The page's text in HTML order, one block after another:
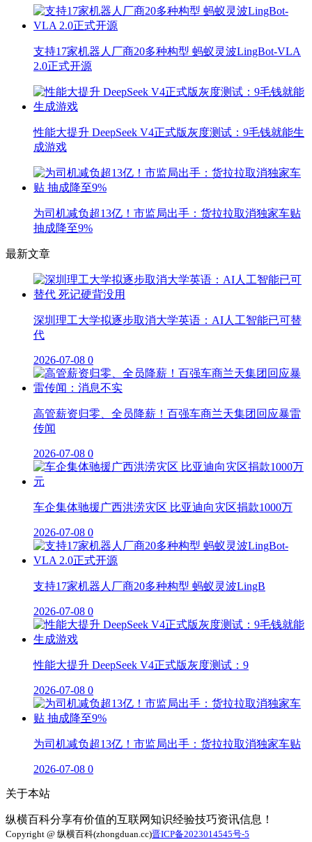
支持17家机器人厂商20多种构型 蚂蚁灵波LingBot-VLA
2.0正式开源
性能大提升 DeepSeek V4正式版灰度测试：9毛钱就能生
成游戏
为司机减负超13亿！市监局出手：货拉拉取消独家车贴
抽成降至9%
最新文章
深圳理工大学拟逐步取消大学英语：AI人工智能已可替
代
2026-07-08 0
高管薪资归零、全员降薪！百强车商兰天集团回应暴雷
传闻
2026-07-08 0
车企集体驰援广西洪涝灾区 比亚迪向灾区捐款1000万
2026-07-08 0
支持17家机器人厂商20多种构型 蚂蚁灵波LingB
2026-07-08 0
性能大提升 DeepSeek V4正式版灰度测试：9
2026-07-08 0
为司机减负超13亿！市监局出手：货拉拉取消独家车贴
2026-07-08 0
关于本站
纵横百科分享有价值的互联网知识经验技巧资讯信息！
Copyright @ 纵横百科(zhongduan.cc)晋ICP备2023014545号-5